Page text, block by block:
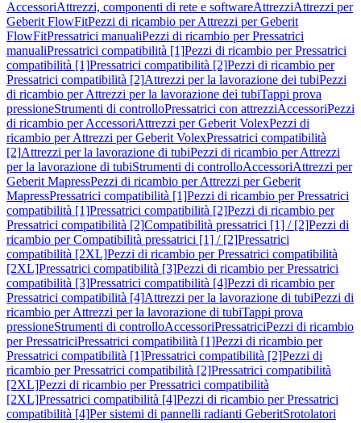
AccessoriAttrezzi, componenti di rete e softwareAttrezziAttrezzi per
Geberit FlowFitPezzi di ricambio per Attrezzi per Geberit
FlowFitPressatrici manualiPezzi di ricambio per Pressatrici
manualiPressatrici compatibilità [1]Pezzi di ricambio per Pressatrici
compatibilità [1]Pressatrici compatibilità [2]Pezzi di ricambio per
Pressatrici compatibilità [2]Attrezzi per la lavorazione dei tubiPezzi
di ricambio per Attrezzi per la lavorazione dei tubiTappi prova
pressioneStrumenti di controlloPressatrici con attrezziAccessoriPezzi
di ricambio per AccessoriAttrezzi per Geberit VolexPezzi di
ricambio per Attrezzi per Geberit VolexPressatrici compatibilità
[2]Attrezzi per la lavorazione di tubiPezzi di ricambio per Attrezzi
per la lavorazione di tubiStrumenti di controlloAccessoriAttrezzi per
Geberit MapressPezzi di ricambio per Attrezzi per Geberit
MapressPressatrici compatibilità [1]Pezzi di ricambio per Pressatrici
compatibilità [1]Pressatrici compatibilità [2]Pezzi di ricambio per
Pressatrici compatibilità [2]Compatibilità pressatrici [1] / [2]Pezzi di
ricambio per Compatibilità pressatrici [1] / [2]Pressatrici
compatibilità [2XL]Pezzi di ricambio per Pressatrici compatibilità
[2XL]Pressatrici compatibilità [3]Pezzi di ricambio per Pressatrici
compatibilità [3]Pressatrici compatibilità [4]Pezzi di ricambio per
Pressatrici compatibilità [4]Attrezzi per la lavorazione di tubiPezzi di
ricambio per Attrezzi per la lavorazione di tubiTappi prova
pressioneStrumenti di controlloAccessoriPressatriciPezzi di ricambio
per PressatriciPressatrici compatibilità [1]Pezzi di ricambio per
Pressatrici compatibilità [1]Pressatrici compatibilità [2]Pezzi di
ricambio per Pressatrici compatibilità [2]Pressatrici compatibilità
[2XL]Pezzi di ricambio per Pressatrici compatibilità
[2XL]Pressatrici compatibilità [4]Pezzi di ricambio per Pressatrici
compatibilità [4]Per sistemi di pannelli radianti GeberitSrotolatori